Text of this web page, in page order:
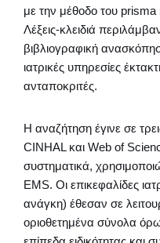
με την μέθοδο του prisma
Λέξεις-κλειδιά
βιβλιογραφική
ιατρικές υπηρεσίες
ανταποκριτές.
Η αναζήτηση έγινε σε
CINHAL και Web of
συστηματικά,
EMS. Οι επικεφαλίδες
ανάγκη) έθεσαν σε
οριοθετημένα σύνολα